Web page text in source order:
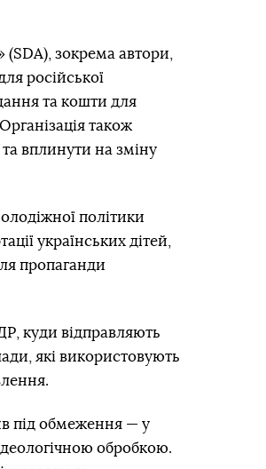
зокрема автори,
російської
та кошти для
також
та вплинути на зміну
політики
українських дітей,
пропаганди
куди відправляють
які використовують
під обмеження — у
обробкою.